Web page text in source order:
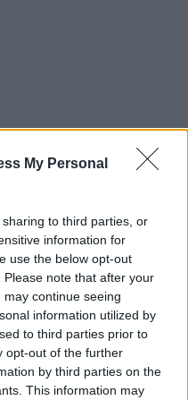
My Personal
to third parties, or
information for
use the below opt-out
note that after your
continue seeing
information utilized by
to third parties prior to
opt-out of the further
by third parties on the
This information may